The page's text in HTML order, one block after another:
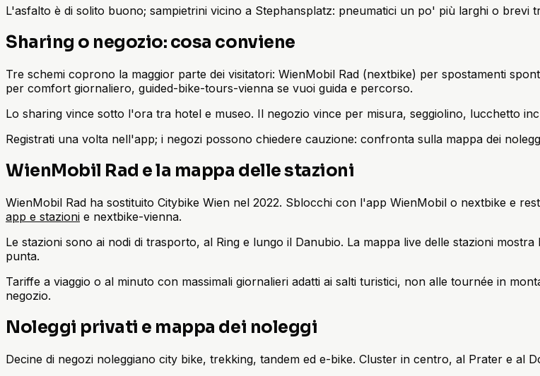
L'asfalto è di solito buono; sampietrini vicino a Stephansplatz: pneumatici un po' più larghi o brevi
Sharing o negozio: cosa conviene
Tre schemi coprono la maggior parte dei visitatori: WienMobil Rad (nextbike) per spostamenti
per comfort giornaliero, guided-bike-tours-vienna se vuoi guida e percorso.
Lo sharing vince sotto l'ora tra hotel e museo. Il negozio vince per misura, seggiolino, lucchetto
Registrati una volta nell'app; i negozi possono chiedere cauzione: confronta sulla mappa dei
WienMobil Rad e la mappa delle stazioni
WienMobil Rad ha sostituito Citybike Wien nel 2022. Sblocchi con l'app WienMobil o nextbike e
app e stazioni e nextbike-vienna.
Le stazioni sono ai nodi di trasporto, al Ring e lungo il Danubio. La mappa live delle stazioni
punta.
Tariffe a viaggio o al minuto con massimali giornalieri adatti ai salti turistici, non alle tournée in
negozio.
Noleggi privati e mappa dei noleggi
Decine di negozi noleggiano city bike, trekking, tandem ed e-bike. Cluster in centro, al Prater e al